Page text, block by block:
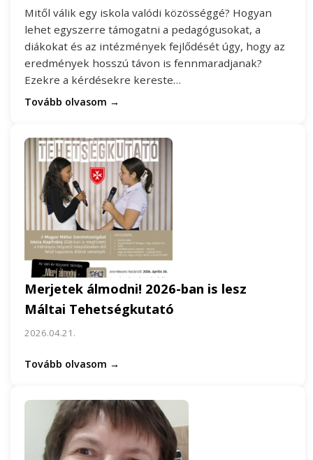
Mitől válik egy iskola valódi közösséggé? Hogyan
lehet egyszerre támogatni a pedagógusokat, a
diákokat és az intézmények fejlődését úgy, hogy az
eredmények hosszú távon is fennmaradjanak?
Ezekre a kérdésekre kereste…
Tovább olvasom →
Merjetek álmodni! 2026-ban is lesz
Máltai Tehetségkutató
2026.04.21.
Tovább olvasom →